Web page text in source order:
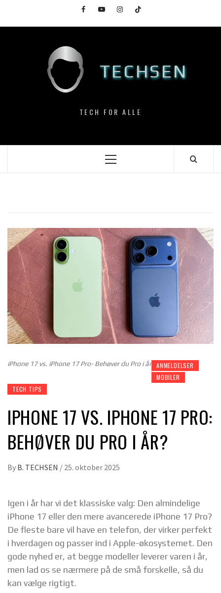
content
FacebookYouTubeInstagramTikTok
TECHSEN
TECH FOR ALLE
Primary
iPhone 17 vs. iPhone 17 Pro- Behøver du Pro i år
ANMELDELSER
MOBILER
TECH TIPS
IPHONE 17 VS. IPHONE 17 PRO:
BEHØVER DU PRO I ÅR?
By B. TECHSEN / 25. oktober 2025
Igen i år har vi det klassiske valg: Den almindelige
iPhone 17 eller den mere avancerede iPhone 17 Pro?
De fleste bare vil have en telefon, der virker perfekt
i hverdagen og passer ind i Apple-økosystemet. Den
gode nyhed er, at begge modeller leverer varen i år,
men lad os se nærmere på de små forskelle, så du
kan vælge rigtigt.